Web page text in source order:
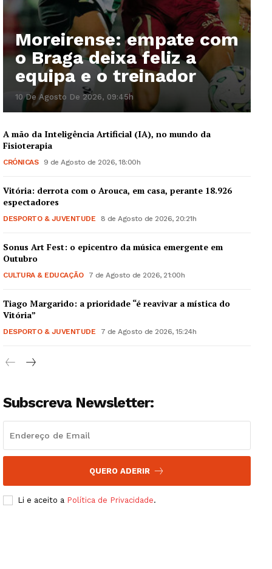
Guimarães, agora!
Institucional
Edição Digital
Europa
Publicidade
Quero ser Assinante
Moreirense: empate com
o Braga deixa feliz a
equipa e o treinador
10 De Agosto De 2026, 09:45h
A mão da Inteligência Artificial (IA), no mundo da
Fisioterapia
CRÓNICAS 9 de Agosto de 2026, 18:00h
Vitória: derrota com o Arouca, em casa, perante 18.926
espectadores
DESPORTO & JUVENTUDE 8 de Agosto de 2026, 20:21h
Sonus Art Fest: o epicentro da música emergente em
Outubro
CULTURA & EDUCAÇÃO 7 de Agosto de 2026, 21:00h
Tiago Margarido: a prioridade “é reavivar a mística do
Vitória”
DESPORTO & JUVENTUDE 7 de Agosto de 2026, 15:24h
Subscreva Newsletter:
QUERO ADERIR
Li e aceito a Política de Privacidade.